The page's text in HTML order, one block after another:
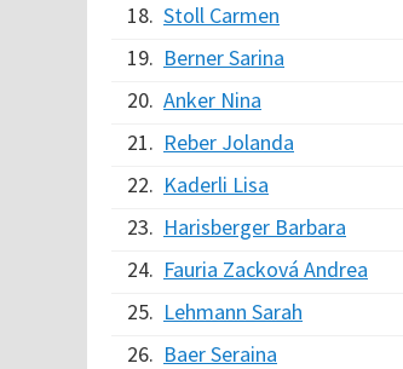
18. Stoll Carmen
19. Berner Sarina
20. Anker Nina
21. Reber Jolanda
22. Kaderli Lisa
23. Harisberger Barbara
24. Fauria Zacková Andrea
25. Lehmann Sarah
26. Baer Seraina